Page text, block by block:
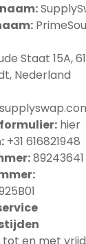
Staat 15A,
Nederland
hier
+31 616821948
89243641